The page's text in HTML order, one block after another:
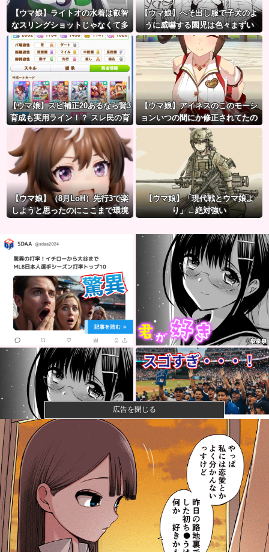
【ウマ娘】ライトオの水着は叡智
なスリングショットじゃなくて多
分これ。
【ウマ娘】へそ出し服で子犬のよ
うに威嚇する園児は色々まずい
（ピスゴル）
【ウマ娘】スピ補正20あるなら賢3
育成も実用ライン！？ スレ民の育
成した夏ドーベルが仕上がりつつ
ある件
【ウマ娘】アイネスのこのモーシ
ョンいつの間にか修正されてたの
か
【ウマ娘】（8月LoH）先行3で楽
しようと思ったのにここまで環境
【ウマ娘】「現代戦とウマ娘よ
り」←絶対強い
【画像】閉店間際の回転ずし、ネタの量がバグってる
と話題にｗｗ...
【画像】ハンターハンターさん、ガチで最強の新能力
を登場させて...
女性「レイプされました」検事「嘘では？」女性「傷
ついたので訴...
【速報】ひろゆき、離婚へｗｗｗ
広告を閉じる